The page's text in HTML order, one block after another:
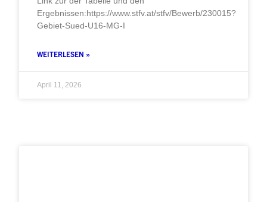
Ergebnissen:https://www.stfv.at/stfv/Bewerb/230015?
Gebiet-Sued-U16-MG-I
WEITERLESEN »
April 11, 2026